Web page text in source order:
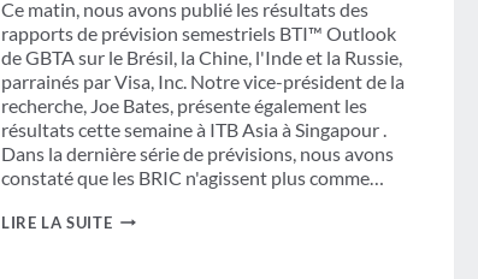
Ce matin, nous avons publié les résultats des
rapports de prévision semestriels BTI™ Outlook
de GBTA sur le Brésil, la Chine, l'Inde et la Russie,
parrainés par Visa, Inc. Notre vice-président de la
recherche, Joe Bates, présente également les
résultats cette semaine à ITB Asia à Singapour .
Dans la dernière série de prévisions, nous avons
constaté que les BRIC n'agissent plus comme…
LIRE LA SUITELES